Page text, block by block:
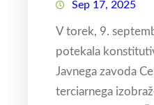
Sep 17, 2025
V torek, 9.
potekala
Javnega zavoda
terciarnega